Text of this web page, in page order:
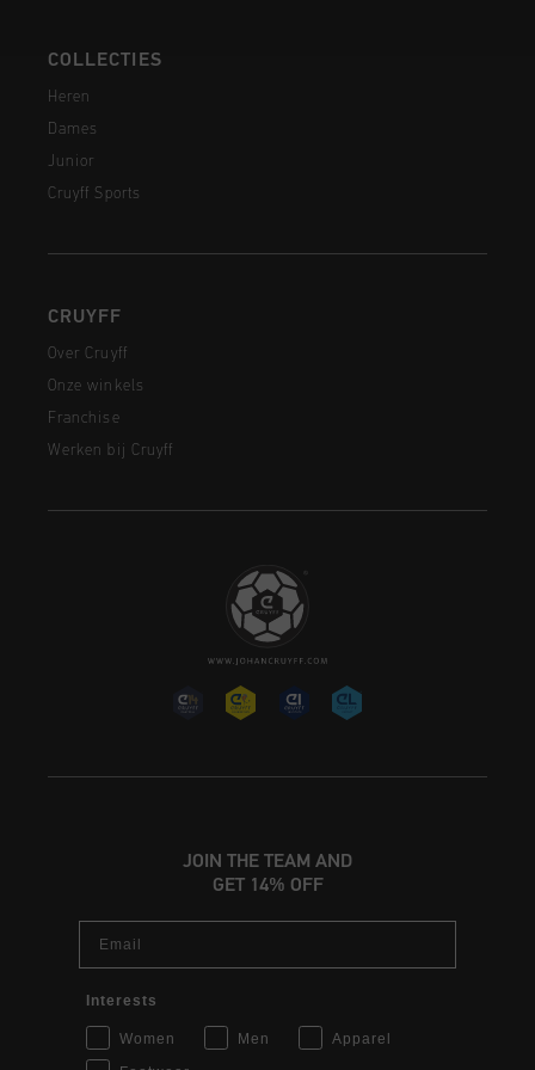
COLLECTIES
Heren
Dames
Junior
Cruyff Sports
CRUYFF
Over Cruyff
Onze winkels
Franchise
Werken bij Cruyff
JOIN THE TEAM AND
GET 14% OFF
Email
Interests
Women Men
Apparel